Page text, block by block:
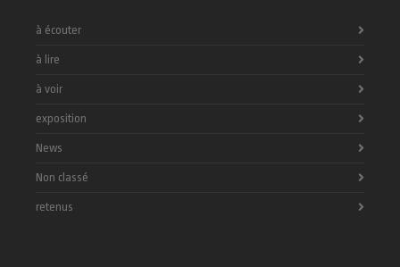
à écouter
à lire
à voir
exposition
News
Non classé
retenus